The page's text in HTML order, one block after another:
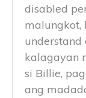
disabled
malungkot,
kalagayan
si Billie,
ang